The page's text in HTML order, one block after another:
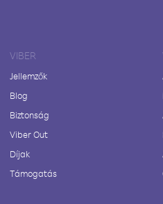
VIBER
Jellemzők
Blog
Biztonság
Viber Out
Díjak
Támogatás